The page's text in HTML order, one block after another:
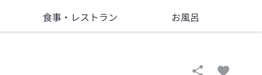
食事・レストラン お風呂